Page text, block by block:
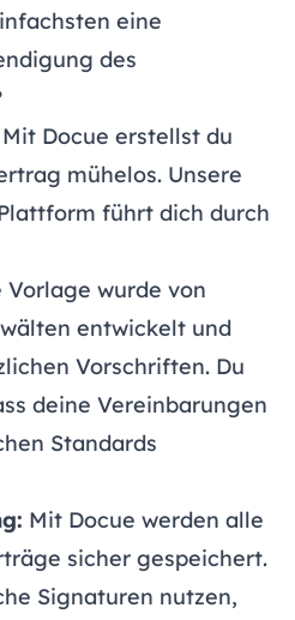
eine
des
Mit Docue erstellst du
mühelos. Unsere
führt dich durch
Vorlage wurde von
entwickelt und
Vorschriften. Du
deine Vereinbarungen
Standards
Mit Docue werden alle
sicher gespeichert.
Signaturen nutzen,